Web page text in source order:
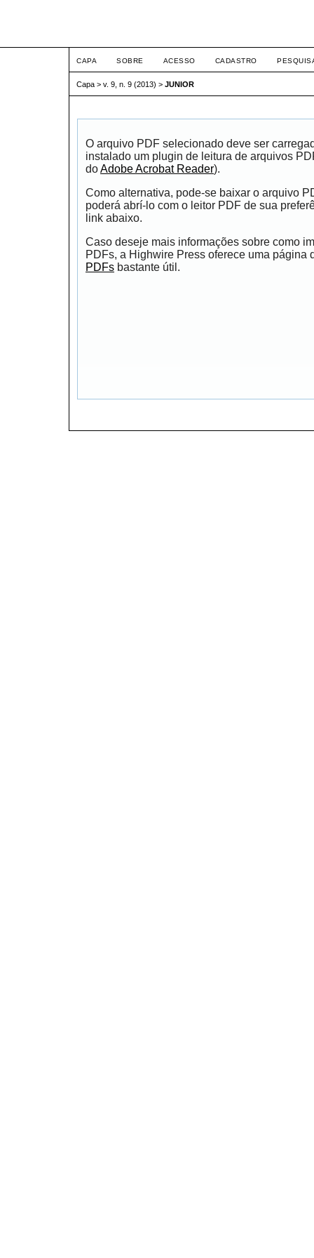
CAPA SOBRE ACESSO CADASTRO
Capa > v. 9, n. 9 (2013) > JUNIOR
O arquivo PDF selecionado deve ser
instalado um plugin de leitura de arquivos
doAdobe Acrobat Reader).
Como alternativa, pode-se baixar o arquivo
poderá abrí-lo com o leitor PDF de sua
link abaixo.
Caso deseje mais informações sobre como
PDFs, a Highwire Press oferece uma página
PDFs bastante útil.